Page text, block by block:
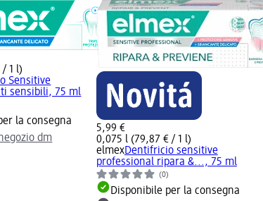
1 l)
Sensitive
sensibili, 75 ml
la consegna
dm
5,99 €
0,075 l (79,87 € / 1 l)
elmexDentifricio sensitive
professional ripara &..., 75 ml
(0)
Disponibile per la consegna